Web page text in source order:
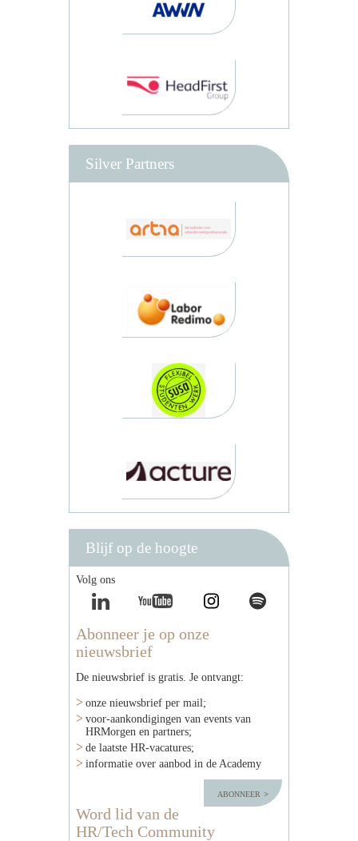
Silver Partners
Blijf op de hoogte
Volg ons
Abonneer je op onze
nieuwsbrief
De nieuwsbrief is gratis. Je ontvangt:
onze nieuwsbrief per mail;
voor-aankondigingen van events van
HRMorgen en partners;
de laatste HR-vacatures;
informatie over aanbod in de Academy
abonneer
Word lid van de
HR/Tech Community